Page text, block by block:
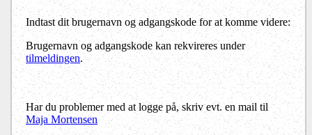
Indtast dit brugernavn og adgangskode for at komme videre:
Brugernavn og adgangskode kan rekvireres under
tilmeldingen.
Har du problemer med at logge på, skriv evt. en mail til
Maja Mortensen